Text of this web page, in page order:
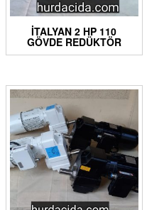
İTALYAN 2 HP 110
GÖVDE REDÜKTÖR